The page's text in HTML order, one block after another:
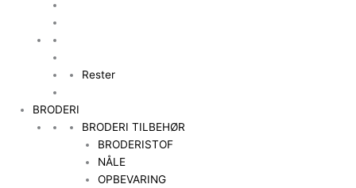
Rester
BRODERI
BRODERI TILBEHØR
BRODERISTOF
NÅLE
OPBEVARING